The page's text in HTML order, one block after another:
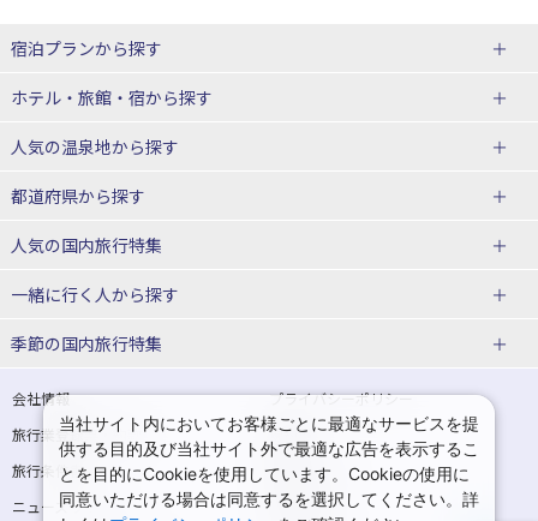
宿泊プランから探す
北海道
東北
青森県
宮城県
山形県
関東
埼玉県 千葉県
茨城県 栃木県
ホテル・旅館・宿から探す
北海道ホテル・旅館
青森県ホテル・旅館
宮城県ホテル・旅館
山形県ホテル・旅館
東京都ホテル・旅館 神奈川県ホテル・旅館
埼玉県ホテル・旅館 千葉県ホテル・旅館
人気の温泉地から探す
北海道
湯の川温泉(北海道)
十勝川温泉(北海道)
洞爺湖温泉(北海道)
層雲峡温泉(北海道)
東北
花巻温泉(岩手) 蔵王温泉(山形)
都道府県から探す
北海道旅行・ツアー
東北
青森旅行・ツアー 岩手旅行・ツアー
宮城旅行・ツアー 秋田旅行・ツアー
山形旅行・ツアー 福島旅行・ツアー
人気の国内旅行特集
東京ディズニーリゾート®への旅
ユニバーサル・スタジオ・ジャパ
一緒に行く人から探す
一人旅 国内版
カップル・夫婦旅行 国内版 女子旅 国内版
卒業旅行・学生旅行 国内版
季節の国内旅行特集
桜・お花見特集
ゴールデンウィーク（GW）の国内
旅行
夏休み・お盆の国内旅行 7月の国内旅行
8月の国内旅行 9月の国内旅行
会社情報
プライバシーポリシー
旅行業登録票・約款
規約集
旅行条件書
商標について
ニュースリリース
採用情報
当社サイト内においてお客様ごとに最適なサービスを提
供する目的及び当社サイト外で最適な広告を表示するこ
とを目的にCookieを使用しています。Cookieの使用に
同意いただける場合は同意するを選択してください。詳